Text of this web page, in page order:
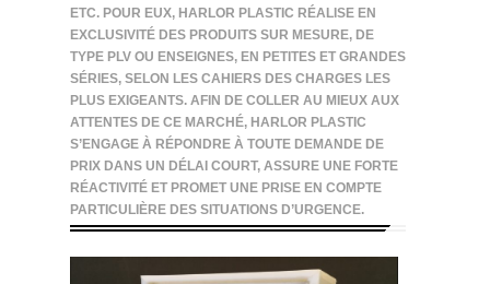
ETC. POUR EUX, HARLOR PLASTIC RÉALISE EN
EXCLUSIVITÉ DES PRODUITS SUR MESURE, DE
TYPE PLV OU ENSEIGNES, EN PETITES ET GRANDES
SÉRIES, SELON LES CAHIERS DES CHARGES LES
PLUS EXIGEANTS. AFIN DE COLLER AU MIEUX AUX
ATTENTES DE CE MARCHÉ, HARLOR PLASTIC
S’ENGAGE À RÉPONDRE À TOUTE DEMANDE DE
PRIX DANS UN DÉLAI COURT, ASSURE UNE FORTE
RÉACTIVITÉ ET PROMET UNE PRISE EN COMPTE
PARTICULIÈRE DES SITUATIONS D’URGENCE.